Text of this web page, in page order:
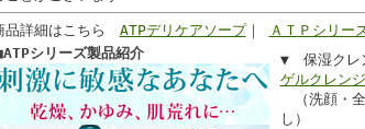
品詳細はこちら ATPデリケアソープ｜
ＡＴＰシリー
ATPシリーズ製品紹介 ▼ 保湿クレ
ゲルクレン
（洗顔・全
し）